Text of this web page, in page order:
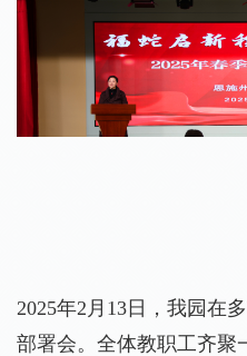
2025年2月13日，我园在
部署会。全体教职工齐聚